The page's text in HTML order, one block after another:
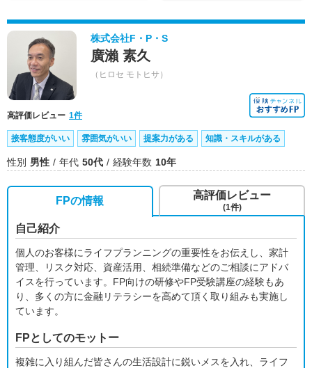
株式会社F・P・S
廣瀨 素久
（ヒロセ モトヒサ）
高評価レビュー 1件
接客態度がいい 雰囲気がいい 提案力がある 知識・スキルがある
性別 男性 年代 50代 経験年数 10年
FPの情報
自己紹介
個人のお客様にライフプランニングの重要性をお伝えし、家計
管理、リスク対応、資産活用、相続準備などのご相談にアドバ
イスを行っています。FP向けの研修やFP受験講座の経験もあ
り、多くの方に金融リテラシーを高めて頂く取り組みも実施し
ています。
FPとしてのモットー
複雑に入り組んだ皆さんの生活設計に鋭いメスを入れ、ライフ
高評価レビュー
(1件)